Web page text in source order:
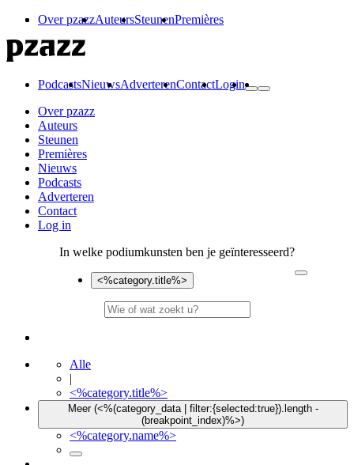
Over pzazzAuteursSteunenPremières
PodcastsNieuwsAdverterenContactLogin
Over pzazz
Auteurs
Steunen
Premières
Nieuws
Podcasts
Adverteren
Contact
Log in
In welke podiumkunsten ben je geïnteresseerd?
<%category.title%>
Alle
|
<%category.title%>
Meer (<%(category_data | filter:{selected:true}).length -
(breakpoint_index)%>)
<%category.name%>